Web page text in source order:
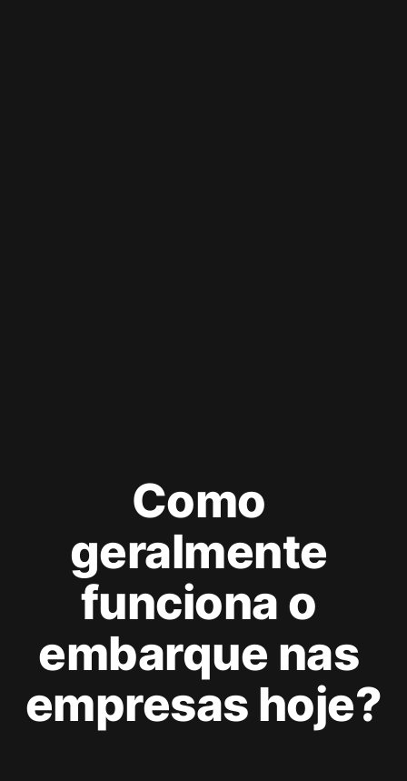
Como
geralmente
funciona o
embarque nas
empresas hoje?